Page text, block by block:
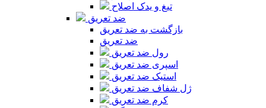
تیغ و یدک اصلاح
ضد تعریق
بازگشت به ضد تعریق
ضد تعریق
رول ضد تعریق
اسپری ضد تعریق
استیک ضد تعریق
ژل شفاف ضد تعریق
کرم ضد تعریق